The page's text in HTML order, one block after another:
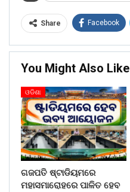
Share Facebook
You Might Also Like
ଓଡିଶା
ଗଜପତି ଷ୍ଟାଡିୟମରେ
ମହାସମାରୋହରେ ପାଳିତ ହେବ